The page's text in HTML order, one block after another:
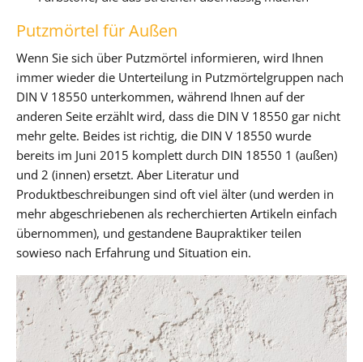
Putzmörtel für Außen
Wenn Sie sich über Putzmörtel informieren, wird Ihnen
immer wieder die Unterteilung in Putzmörtelgruppen nach
DIN V 18550 unterkommen, während Ihnen auf der
anderen Seite erzählt wird, dass die DIN V 18550 gar nicht
mehr gelte. Beides ist richtig, die DIN V 18550 wurde
bereits im Juni 2015 komplett durch DIN 18550 1 (außen)
und 2 (innen) ersetzt. Aber Literatur und
Produktbeschreibungen sind oft viel älter (und werden in
mehr abgeschriebenen als recherchierten Artikeln einfach
übernommen), und gestandene Baupraktiker teilen
sowieso nach Erfahrung und Situation ein.